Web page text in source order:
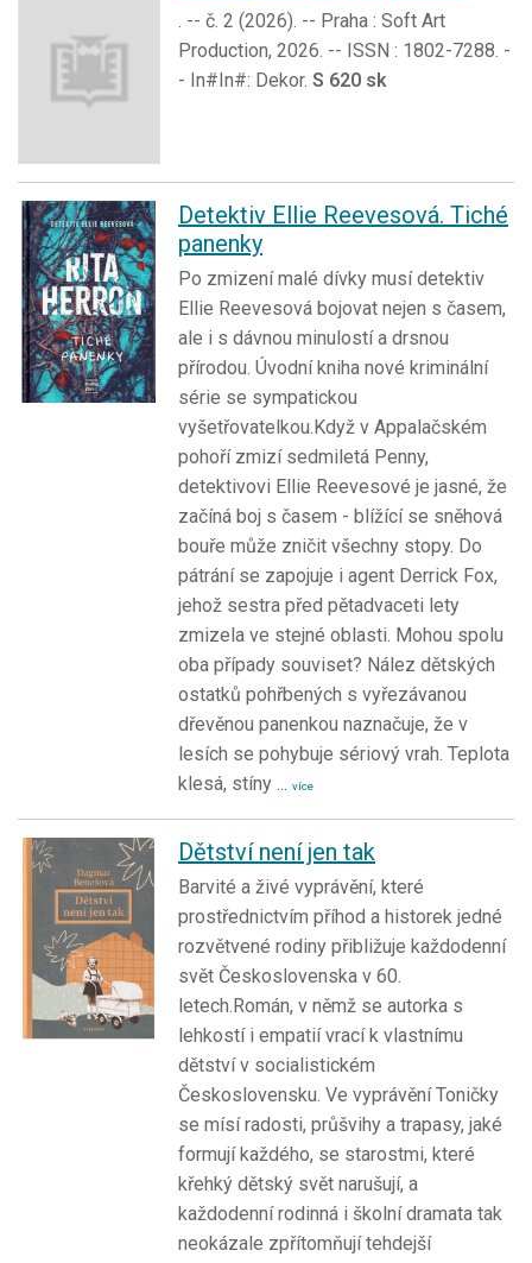
. -- č. 2 (2026). -- Praha : Soft Art
Production, 2026. -- ISSN : 1802-7288. -
- In#In#: Dekor. S 620 sk
Detektiv Ellie Reevesová. Tiché
panenky
Po zmizení malé dívky musí detektiv
Ellie Reevesová bojovat nejen s časem,
ale i s dávnou minulostí a drsnou
přírodou. Úvodní kniha nové kriminální
série se sympatickou
vyšetřovatelkou.Když v Appalačském
pohoří zmizí sedmiletá Penny,
detektivovi Ellie Reevesové je jasné, že
začíná boj s časem - blížící se sněhová
bouře může zničit všechny stopy. Do
pátrání se zapojuje i agent Derrick Fox,
jehož sestra před pětadvaceti lety
zmizela ve stejné oblasti. Mohou spolu
oba případy souviset? Nález dětských
ostatků pohřbených s vyřezávanou
dřevěnou panenkou naznačuje, že v
lesích se pohybuje sériový vrah. Teplota
klesá, stíny ... více
Dětství není jen tak
Barvité a živé vyprávění, které
prostřednictvím příhod a historek jedné
rozvětvené rodiny přibližuje každodenní
svět Československa v 60.
letech.Román, v němž se autorka s
lehkostí i empatií vrací k vlastnímu
dětství v socialistickém
Československu. Ve vyprávění Toničky
se mísí radosti, průšvihy a trapasy, jaké
formují každého, se starostmi, které
křehký dětský svět narušují, a
každodenní rodinná i školní dramata tak
neokázale zpřítomňují tehdejší